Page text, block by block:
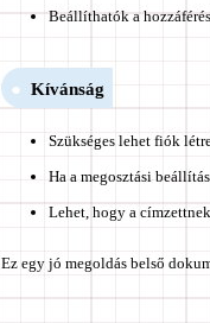
Beállíthatók a
Kívánság
Szükséges lehet fiók
Ha a megosztási
Lehet, hogy a
Ez egy jó megoldás belső